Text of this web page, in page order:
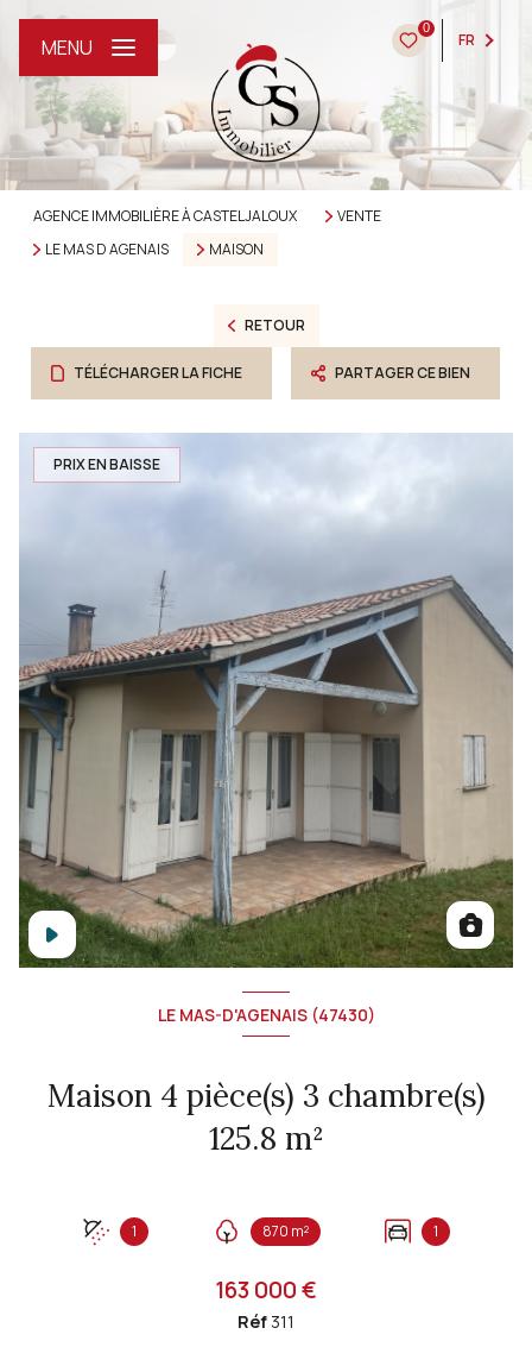
0
FR
MENU
AGENCE IMMOBILIÈRE À CASTELJALOUX
VENTE
LE MAS D AGENAIS
MAISON
RETOUR
TÉLÉCHARGER LA FICHE PARTAGER CE BIEN
PRIX EN BAISSE
LE MAS-D'AGENAIS (47430)
Maison 4 pièce(s) 3 chambre(s)
125.8 m²
1 870 m² 1
163 000 €
Réf 311